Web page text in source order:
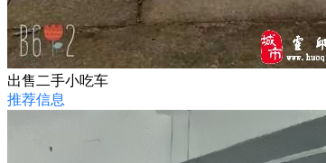
出售二手小吃车
推荐信息